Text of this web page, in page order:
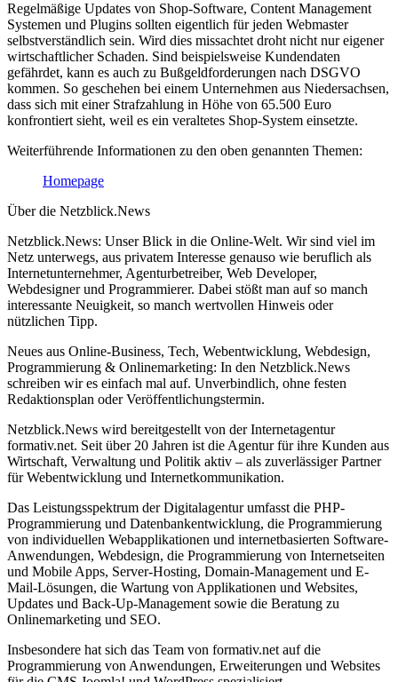
Regelmäßige Updates von Shop-Software, Content Management
Systemen und Plugins sollten eigentlich für jeden Webmaster
selbstverständlich sein. Wird dies missachtet droht nicht nur eigener
wirtschaftlicher Schaden. Sind beispielsweise Kundendaten
gefährdet, kann es auch zu Bußgeldforderungen nach DSGVO
kommen. So geschehen bei einem Unternehmen aus Niedersachsen,
dass sich mit einer Strafzahlung in Höhe von 65.500 Euro
konfrontiert sieht, weil es ein veraltetes Shop-System einsetzte.
Weiterführende Informationen zu den oben genannten Themen:
Homepage
Über die Netzblick.News
Netzblick.News: Unser Blick in die Online-Welt. Wir sind viel im
Netz unterwegs, aus privatem Interesse genauso wie beruflich als
Internetunternehmer, Agenturbetreiber, Web Developer,
Webdesigner und Programmierer. Dabei stößt man auf so manch
interessante Neuigkeit, so manch wertvollen Hinweis oder
nützlichen Tipp.
Neues aus Online-Business, Tech, Webentwicklung, Webdesign,
Programmierung & Onlinemarketing: In den Netzblick.News
schreiben wir es einfach mal auf. Unverbindlich, ohne festen
Redaktionsplan oder Veröffentlichungstermin.
Netzblick.News wird bereitgestellt von der Internetagentur
formativ.net. Seit über 20 Jahren ist die Agentur für ihre Kunden aus
Wirtschaft, Verwaltung und Politik aktiv – als zuverlässiger Partner
für Webentwicklung und Internetkommunikation.
Das Leistungsspektrum der Digitalagentur umfasst die PHP-
Programmierung und Datenbankentwicklung, die Programmierung
von individuellen Webapplikationen und internetbasierten Software-
Anwendungen, Webdesign, die Programmierung von Internetseiten
und Mobile Apps, Server-Hosting, Domain-Management und E-
Mail-Lösungen, die Wartung von Applikationen und Websites,
Updates und Back-Up-Management sowie die Beratung zu
Onlinemarketing und SEO.
Insbesondere hat sich das Team von formativ.net auf die
Programmierung von Anwendungen, Erweiterungen und Websites